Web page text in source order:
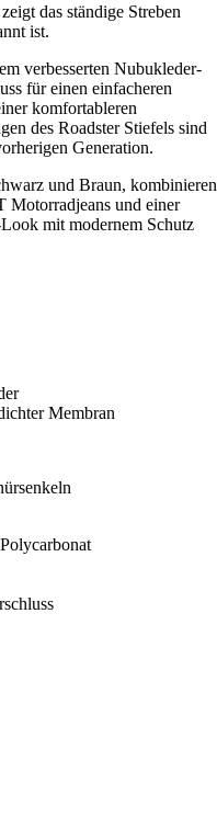
das ständige Streben
ist.
verbesserten Nubukleder-
für einen einfacheren
komfortableren
des Roadster Stiefels sind
Generation.
und Braun, kombinieren
Motorradjeans und einer
mit modernem Schutz
Membran